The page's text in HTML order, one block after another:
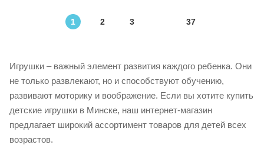
1 2 3 37
Игрушки – важный элемент развития каждого ребенка. Они
не только развлекают, но и способствуют обучению,
развивают моторику и воображение. Если вы хотите купить
детские игрушки в Минске, наш интернет-магазин
предлагает широкий ассортимент товаров для детей всех
возрастов.